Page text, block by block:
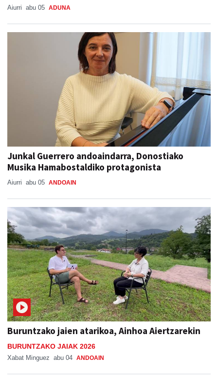
Aiurri abu 05 ADUNA
Junkal Guerrero andoaindarra, Donostiako
Musika Hamabostaldiko protagonista
Aiurri abu 05 ANDOAIN
Buruntzako jaien atarikoa, Ainhoa Aiertzarekin
BURUNTZAKO JAIAK 2026
Xabat Minguez abu 04 ANDOAIN